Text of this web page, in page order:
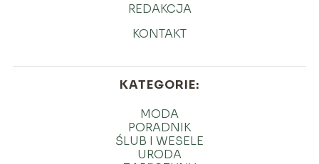
REDAKCJA
KONTAKT
KATEGORIE:
MODA
PORADNIK
ŚLUB I WESELE
URODA